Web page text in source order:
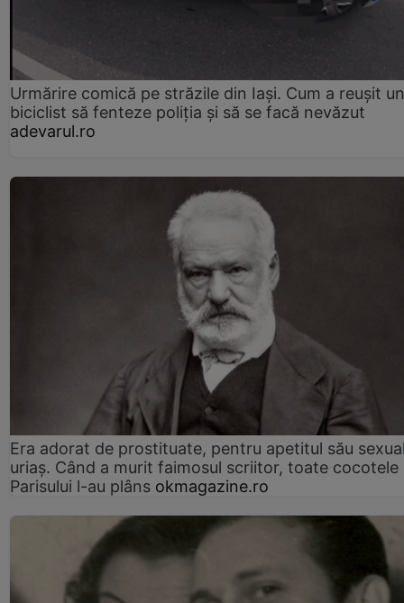
Urmărire comică pe străzile din Iași. Cum a reușit un
biciclist să fenteze poliția și să se facă nevăzut
adevarul.ro
Era adorat de prostituate, pentru apetitul său
uriaș. Când a murit faimosul scriitor, toate cocotele
Parisului l-au plâns okmagazine.ro